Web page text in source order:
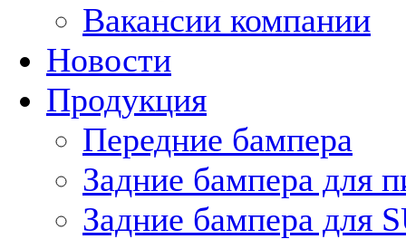
Вакансии компании
Новости
Продукция
Передние бампера
Задние бампера для
Задние бампера для